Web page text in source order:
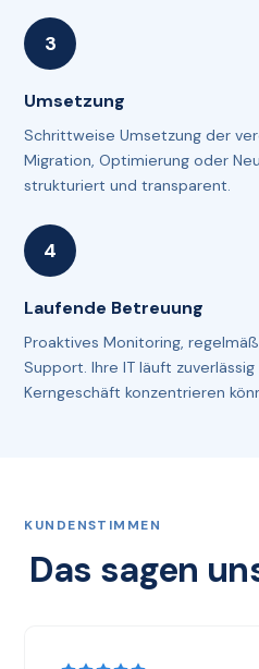
Umsetzung
Schrittweise Umsetzung der
Migration, Optimierung oder
strukturiert und transparent.
Laufende Betreuung
Proaktives Monitoring,
Support. Ihre IT läuft
Kerngeschäft konzentrieren
KUNDENSTIMMEN
Das sagen